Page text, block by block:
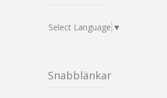
Select Language ▼
Snabblänkar